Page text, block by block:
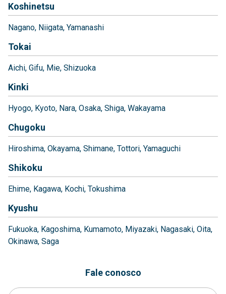
Koshinetsu
Nagano Niigata Yamanashi
Tokai
Aichi Gifu Mie Shizuoka
Kinki
Hyogo Kyoto Nara Osaka Shiga Wakayama
Chugoku
Hiroshima Okayama Shimane Tottori Yamaguchi
Shikoku
Ehime Kagawa Kochi Tokushima
Kyushu
Fukuoka Kagoshima Kumamoto Miyazaki Nagasaki Oita
Okinawa Saga
Fale conosco